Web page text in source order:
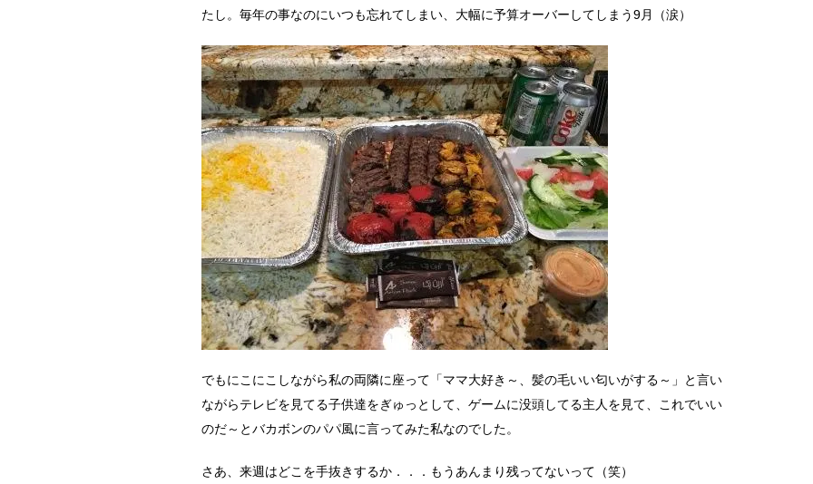
たし。毎年の事なのにいつも忘れてしまい、大幅に予算オーバーしてしまう9月（涙）
でもにこにこしながら私の両隣に座って「ママ大好き～、髪の毛いい匂いがする～」と言い
ながらテレビを見てる子供達をぎゅっとして、ゲームに没頭してる主人を見て、これでいい
のだ～とバカボンのパパ風に言ってみた私なのでした。
さあ、来週はどこを手抜きするか．．．もうあんまり残ってないって（笑）